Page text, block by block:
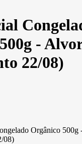
-
22/08)
Orgânico 500g
08)